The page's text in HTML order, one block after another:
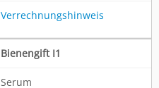
Verrechnungshinweis
Bienengift I1
Serum